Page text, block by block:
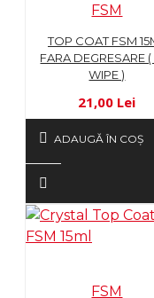
FSM
TOP COAT FSM
FARA DEGRESARE
WIPE )
21,00 Lei
ADAUGĂ ÎN COŞ
FSM